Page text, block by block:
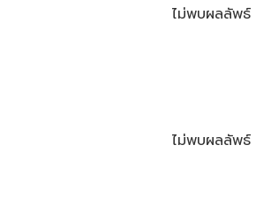
ไม่พบผลลัพธ์
ไม่พบผลลัพธ์